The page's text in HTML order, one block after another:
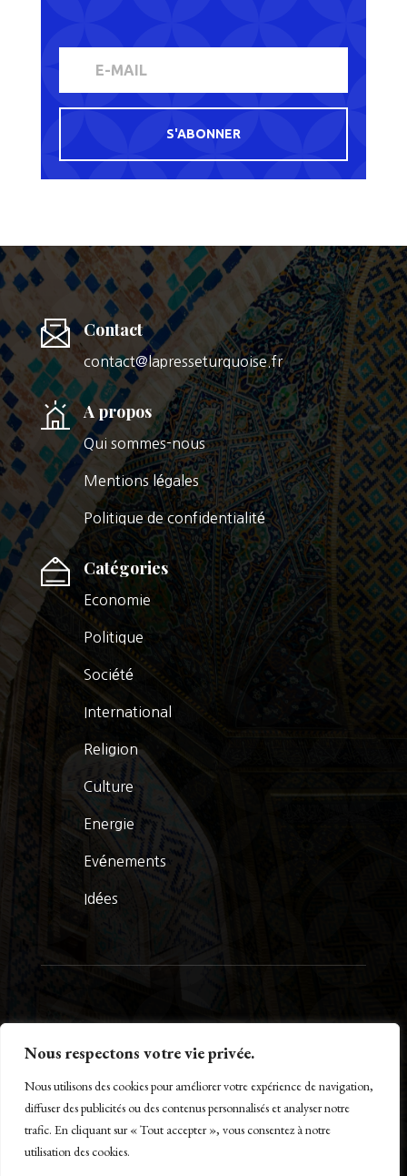
Nous respectons votre vie privée.
Nous utilisons des cookies pour améliorer votre expérience de navigation,
diffuser des publicités ou des contenus personnalisés et analyser notre
trafic. En cliquant sur « Tout accepter », vous consentez à notre
utilisation des cookies.
S'ABONNER
Contact
contact@lapresseturquoise.fr
A propos
Qui sommes-nous
Mentions légales
Politique de confidentialité
Catégories
Economie
Politique
Société
International
Religion
Culture
Energie
Evénements
Idées
Créé par Maestro of IT – www.m-o-i.fr